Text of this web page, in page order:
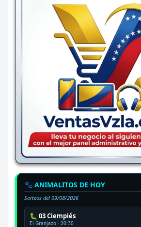
🐾 ANIMALITOS DE HOY
Sorteos del 09/08/2026
🐛 03 Ciempiés
El Granjazo - 20:30